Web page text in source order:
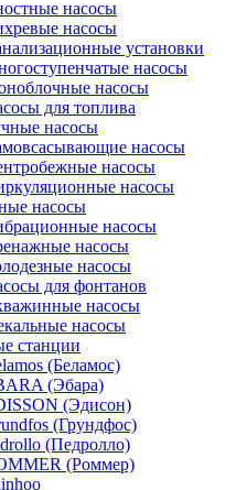
насосы
насосы
установки
насосы
насосы
для топлива
насосы
насосы
насосы
насосы
насосы
насосы
насосы
насосы
для фонтанов
насосы
насосы
станции
(Беламос)
(Эбара)
(Эдисон)
(Грундфос)
(Педролло)
(Роммер)